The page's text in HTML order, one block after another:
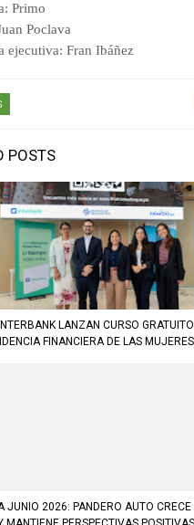
Primo
Poclava
ejecutiva: Fran Ibáñez
POSTS
LANZAN CURSO
FINANCIERA DE LAS
JUNIO 2026: PANDERO AUTO